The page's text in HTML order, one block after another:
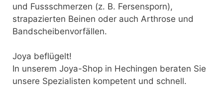
und Fussschmerzen (z. B. Fersensporn),
strapazierten Beinen oder auch Arthrose und
Bandscheibenvorfällen.
Joya beflügelt!
In unserem Joya-Shop in Hechingen beraten Sie
unsere Spezialisten kompetent und schnell.